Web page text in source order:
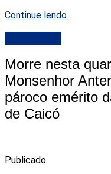
Continue lendo
Morre nesta
Monsenhor
pároco emérito
de Caicó
Publicado